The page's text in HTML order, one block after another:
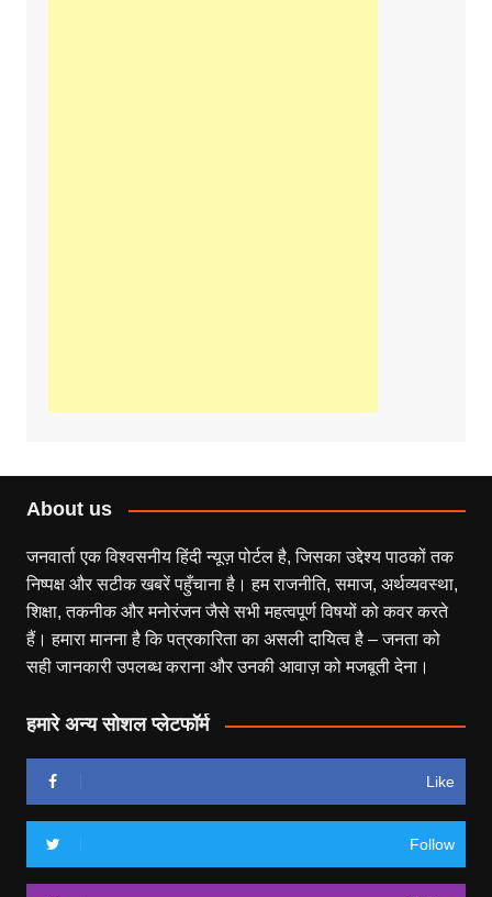
About us
जनवार्ता एक विश्वसनीय हिंदी न्यूज़ पोर्टल है, जिसका उद्देश्य पाठकों तक
निष्पक्ष और सटीक खबरें पहुँचाना है। हम राजनीति, समाज, अर्थव्यवस्था,
शिक्षा, तकनीक और मनोरंजन जैसे सभी महत्वपूर्ण विषयों को कवर करते
हैं। हमारा मानना है कि पत्रकारिता का असली दायित्व है – जनता को
सही जानकारी उपलब्ध कराना और उनकी आवाज़ को मजबूती देना।
हमारे अन्य सोशल प्लेटफॉर्म
Like
Follow